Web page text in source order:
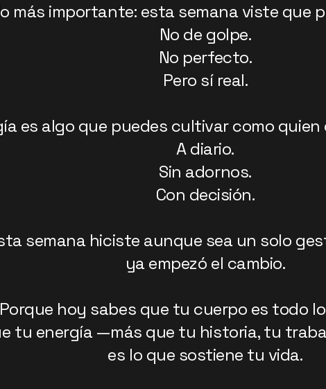
más importante: esta semana viste que
No de golpe.
No perfecto.
Pero sí real.
es algo que puedes cultivar como
A diario.
Sin adornos.
Con decisión.
semana hiciste aunque sea un solo
ya empezó el cambio.
Porque hoy sabes que tu cuerpo es todo
tu energía —más que tu historia, tu
es lo que sostiene tu vida.